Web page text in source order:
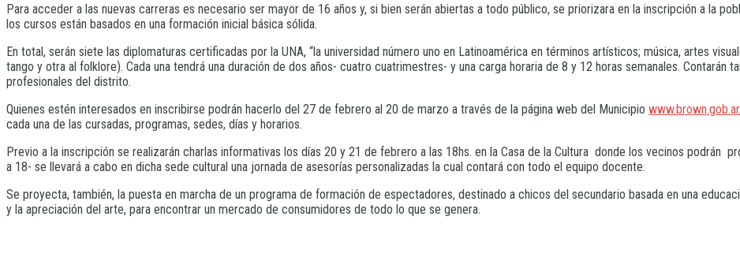
Para acceder a las nuevas carreras es necesario ser mayor de 16 años y, si bien serán abiertas a todo público, se priorizara en la inscripción a la
los cursos están basados en una formación inicial básica sólida.
En total, serán siete las diplomaturas certificadas por la UNA, “la universidad número uno en Latinoamérica en términos artísticos; música, artes
tango y otra al folklore). Cada una tendrá una duración de dos años- cuatro cuatrimestres- y una carga horaria de 8 y 12 horas semanales. Contarán
profesionales del distrito.
Quienes estén interesados en inscribirse podrán hacerlo del 27 de febrero al 20 de marzo a través de la página web del Municipio www.brown.gob.ar
cada una de las cursadas, programas, sedes, días y horarios.
Previo a la inscripción se realizarán charlas informativas los días 20 y 21 de febrero a las 18hs. en la Casa de la Cultura donde los vecinos podrán
a 18- se llevará a cabo en dicha sede cultural una jornada de asesorías personalizadas la cual contará con todo el equipo docente.
Se proyecta, también, la puesta en marcha de un programa de formación de espectadores, destinado a chicos del secundario basada en una
y la apreciación del arte, para encontrar un mercado de consumidores de todo lo que se genera.